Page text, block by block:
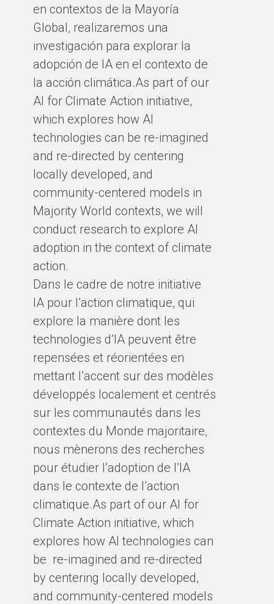
en contextos de la Mayoría
Global, realizaremos una
investigación para explorar la
adopción de IA en el contexto de
la acción climática.As part of our
AI for Climate Action initiative,
which explores how AI
technologies can be re-imagined
and re-directed by centering
locally developed, and
community-centered models in
Majority World contexts, we will
conduct research to explore AI
adoption in the context of climate
action.
Dans le cadre de notre initiative
IA pour l’action climatique, qui
explore la manière dont les
technologies d’IA peuvent être
repensées et réorientées en
mettant l’accent sur des modèles
développés localement et centrés
sur les communautés dans les
contextes du Monde majoritaire,
nous mènerons des recherches
pour étudier l’adoption de l’IA
dans le contexte de l’action
climatique.As part of our AI for
Climate Action initiative, which
explores how AI technologies can
be re-imagined and re-directed
by centering locally developed,
and community-centered models